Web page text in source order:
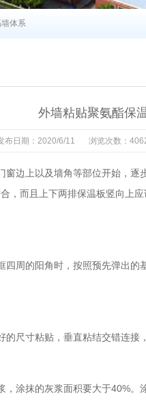
墙体系
外墙粘贴聚氨酯保
布日期：2020/6/11 浏览次数：
边上以及墙角等部位开始，逐
，而且上下两排保温板竖向上
周的阳角时，按照预先弹出的
寸粘贴，垂直粘结交错连接，
抹的灰浆面积要大于40%。